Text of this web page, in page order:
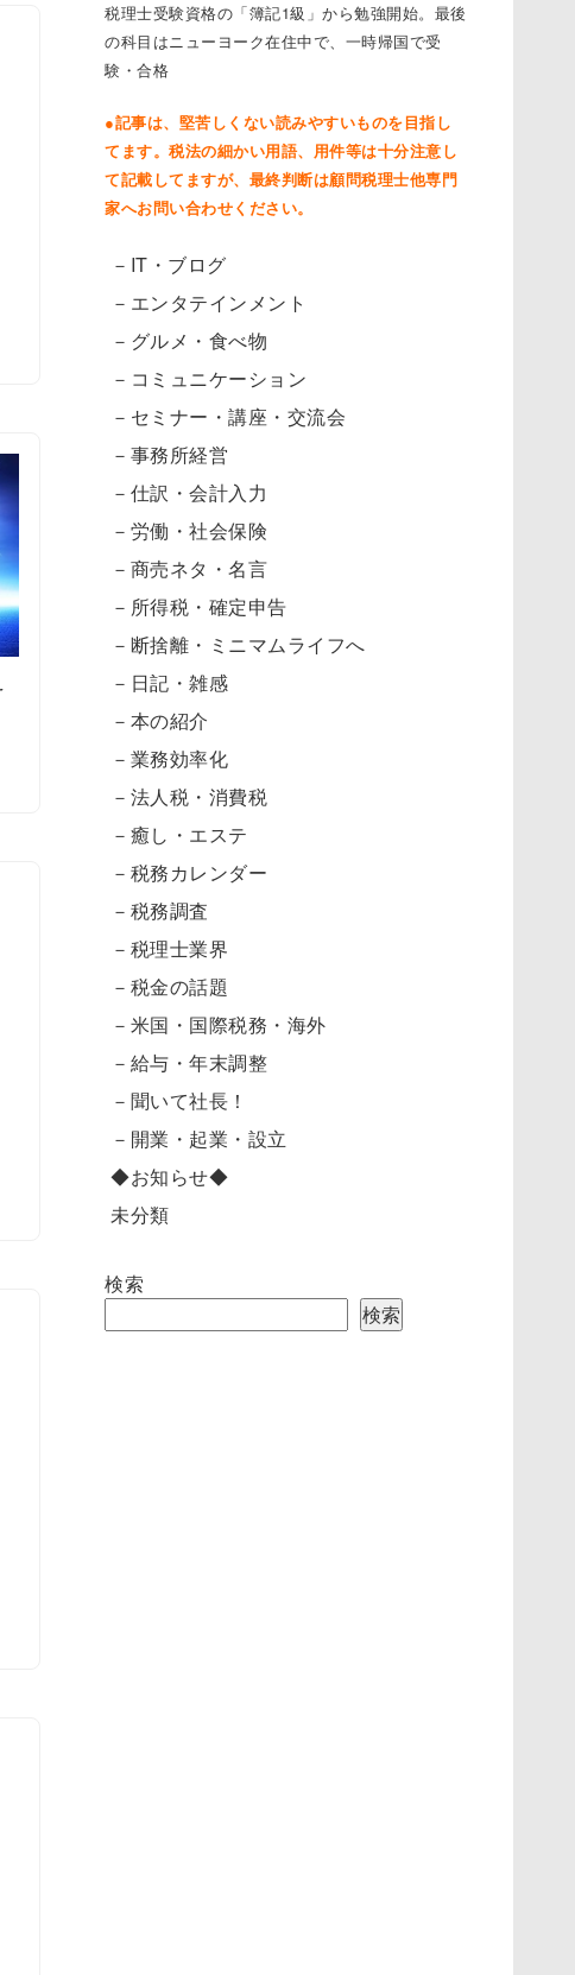
税理士受験資格の「簿記1級」から勉強開始。最後
の科目はニューヨーク在住中で、一時帰国で受
験・合格
●記事は、堅苦しくない読みやすいものを目指し
てます。税法の細かい用語、用件等は十分注意し
て記載してますが、最終判断は顧問税理士他専門
家へお問い合わせください。
－IT・ブログ
－エンタテインメント
－グルメ・食べ物
－コミュニケーション
－セミナー・講座・交流会
－事務所経営
－仕訳・会計入力
－労働・社会保険
－商売ネタ・名言
－所得税・確定申告
－断捨離・ミニマムライフへ
－日記・雑感
－本の紹介
－業務効率化
－法人税・消費税
－癒し・エステ
－税務カレンダー
－税務調査
－税理士業界
－税金の話題
－米国・国際税務・海外
－給与・年末調整
－聞いて社長！
－開業・起業・設立
◆お知らせ◆
未分類
検索
検索